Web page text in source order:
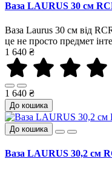
Ваза LAURUS 30 см
Ваза Laurus 30 см від
це не просто предмет
1 640 ₴
1 640 ₴
До кошика
До кошика
Ваза LAURUS 30,2 см